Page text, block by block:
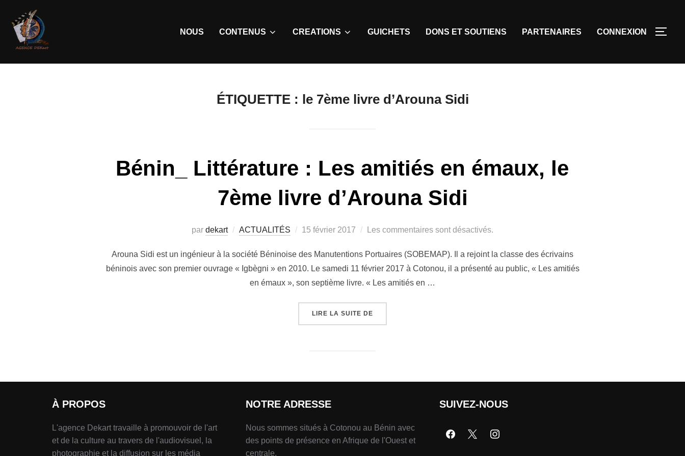
NOUS CONTENUS CREATIONS GUICHETS DONS ET SOUTIENS PARTENAIRES CONNEXION
ÉTIQUETTE : le 7ème livre d’Arouna Sidi
Bénin_ Littérature : Les amitiés en émaux, le
7ème livre d’Arouna Sidi
par dekart ACTUALITÉS 15 février 2017 Les commentaires sont désactivés.
Arouna Sidi est un ingénieur à la société Béninoise des Manutentions Portuaires (SOBEMAP). Il a rejoint la classe des écrivains
béninois avec son premier ouvrage « Igbègni » en 2010. Le samedi 11 février 2017 à Cotonou, il a présenté au public, « Les amitiés
en émaux », son septième livre. « Les amitiés en …
LIRE LA SUITE DE
À PROPOS
L'agence Dekart travaille à promouvoir de l'art
et de la culture au travers de l'audiovisuel, la
photographie et la diffusion sur les média
NOTRE ADRESSE
Nous sommes situés à Cotonou au Bénin avec
des points de présence en Afrique de l'Ouest et
centrale.
SUIVEZ-NOUS